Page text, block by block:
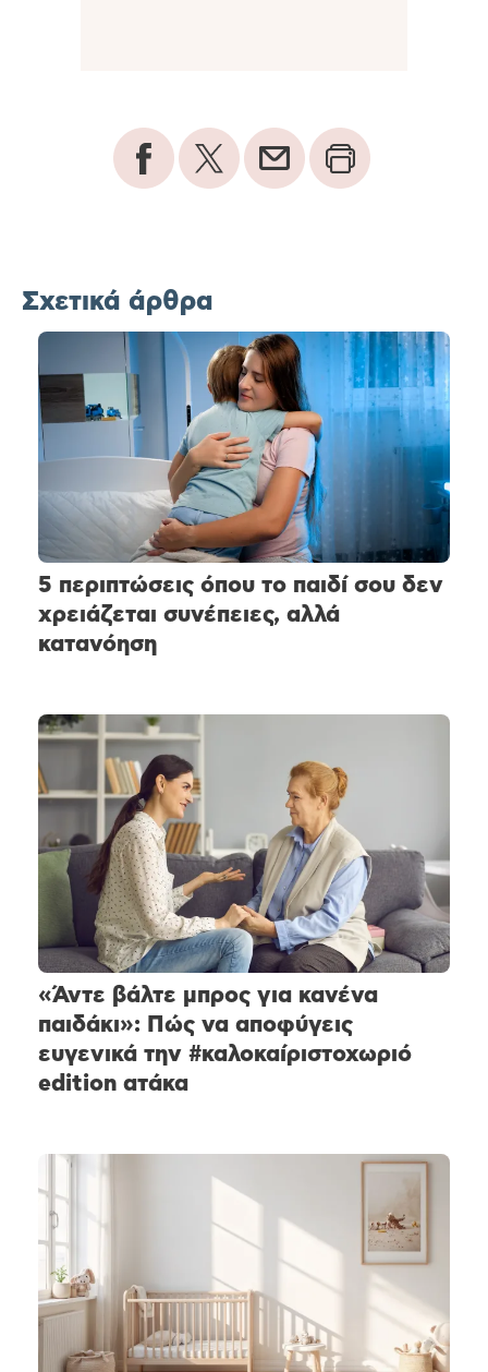
Σχετικά άρθρα
5 περιπτώσεις όπου το παιδί σου δεν
χρειάζεται συνέπειες, αλλά
κατανόηση
«Άντε βάλτε μπρος για κανένα
παιδάκι»: Πώς να αποφύγεις
ευγενικά την #καλοκαίριστοχωριό
edition ατάκα